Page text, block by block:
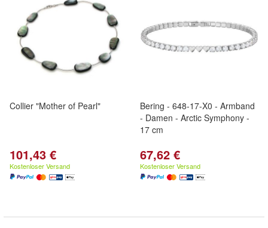
Collier "Mother of Pearl"
101,43 €
Kostenloser Versand
Bering - 648-17-X0 - Armband
- Damen - Arctic Symphony -
17 cm
67,62 €
Kostenloser Versand